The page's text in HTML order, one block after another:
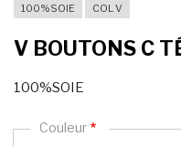
100%SOIE COL V
V BOUTONS C
100%SOIE
Couleur